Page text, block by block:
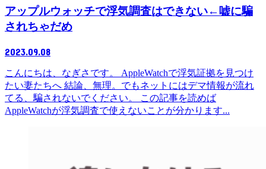
アップルウォッチで浮気調査はできない←嘘に騙
されちゃだめ
2023.09.08
こんにちは、なぎさです。 AppleWatchで浮気証拠を見つけ
たい妻たちへ 結論、無理。でもネットにはデマ情報が流れ
てる、騙されないでください。 この記事を読めば
AppleWatchが浮気調査で使えないことが分かります...